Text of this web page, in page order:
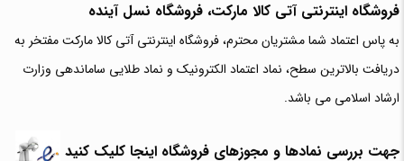
فروشگاه اینترنتی آتی‌ کالا مارکت، فروشگاه نسل آینده
به پاس اعتماد شما مشتریان محترم، فروشگاه اینترنتی آتی کالا مارکت مفتخر به
دریافت بالاترین سطح، نماد اعتماد الکترونیک و نماد طلایی ساماندهی وزارت
ارشاد اسلامی می باشد.
جهت بررسی نمادها و مجوزهای فروشگاه اینجا کلیک کنید